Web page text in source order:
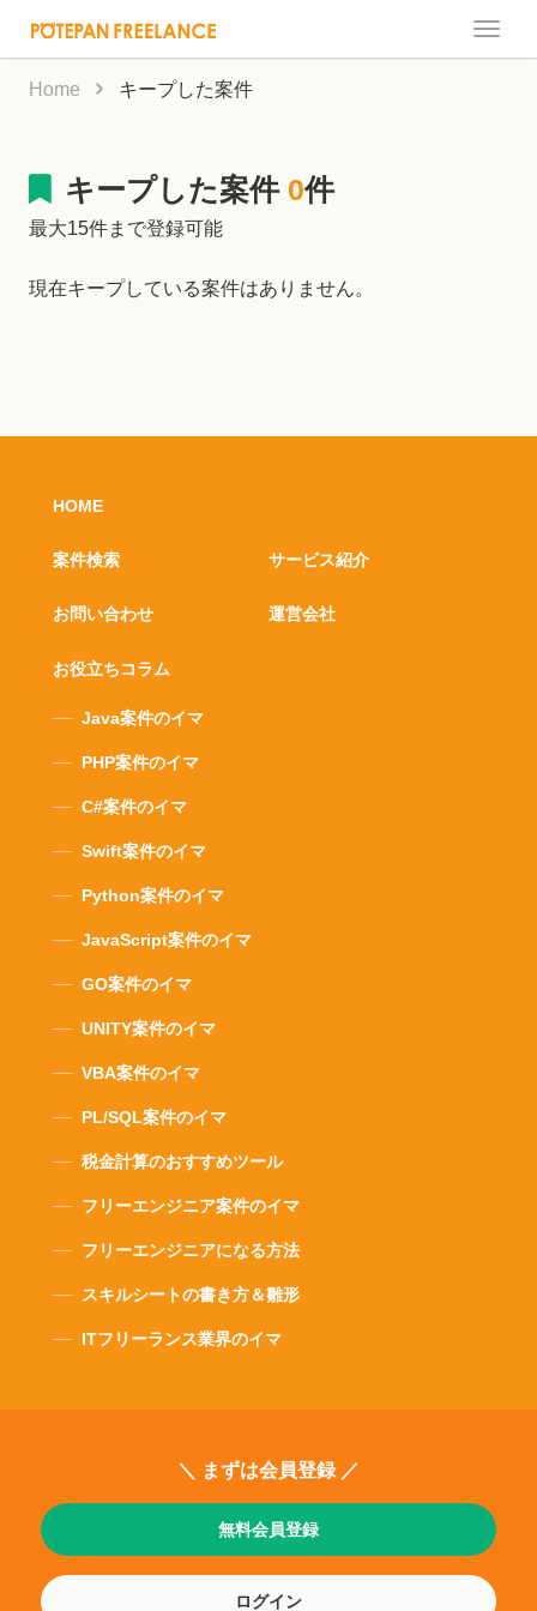
Toggle
Home キープした案件
キープした案件 0件
最大15件まで登録可能
現在キープしている案件はありません。
HOME
案件検索 サービス紹介
運営会社
お問い合わせ
お役立ちコラム
Java案件のイマ
PHP案件のイマ
C#案件のイマ
Swift案件のイマ
Python案件のイマ
JavaScript案件のイマ
GO案件のイマ
UNITY案件のイマ
VBA案件のイマ
PL/SQL案件のイマ
税金計算のおすすめツール
フリーエンジニア案件のイマ
フリーエンジニアになる方法
スキルシートの書き方＆雛形
ITフリーランス業界のイマ
＼ まずは会員登録 ／
無料会員登録
ログイン